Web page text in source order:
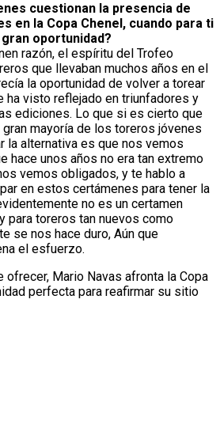
cuestionan la presencia de
en la Copa Chenel, cuando para ti
oportunidad?
razón, el espíritu del Trofeo
que llevaban muchos años en el
la oportunidad de volver a torear
ha visto reflejado en triunfadores y
ediciones. Lo que si es cierto que
gran mayoría de los toreros jóvenes
la alternativa es que nos vemos
hace unos años no era tan extremo
vemos obligados, y te hablo a
en estos certámenes para tener la
no es un certamen
para toreros tan nuevos como
se nos hace duro, Aún que
el esfuerzo.
ofrecer, Mario Navas afronta la Copa
perfecta para reafirmar su sitio